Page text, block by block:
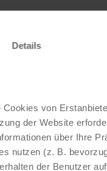
Details
von
der Website
über Ihre
nutzen (z. B.
der Benutzer
- Immer auf dem